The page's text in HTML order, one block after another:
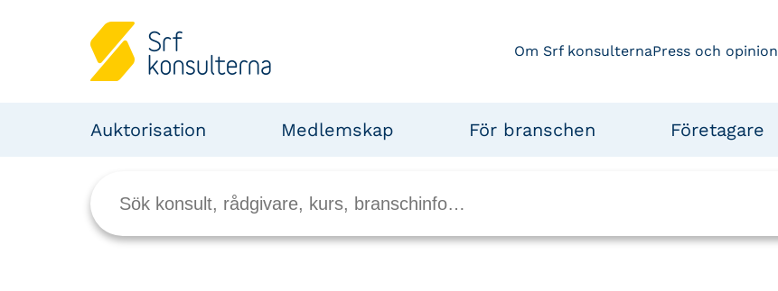
Om Srf konsulternaPress och opinion
Auktorisation Medlemskap För branschen Företagare